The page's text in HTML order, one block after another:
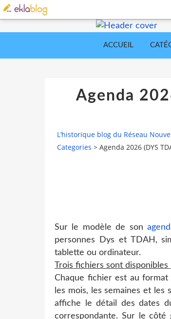
ACCUEIL
Agenda
L’historique blog du Réseau
Categories > Agenda 2026 (DYS
Sur le modèle de son
personnes Dys et TDAH,
tablette ou ordinateur.
Trois fichiers sont disponibles
Chaque fichier est au
les mois, les semaines et
affiche le détail des dates
correspondante. Sur le